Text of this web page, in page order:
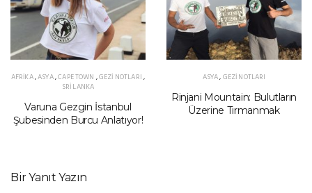
AFRIKA,ASYA,CAPE TOWN ,GEZI NOTLARI,
SRI LANKA
Varuna Gezgin İstanbul
Şubesinden Burcu Anlatıyor!
ASYA,GEZI NOTLARI
Rinjani Mountain: Bulutların
Üzerine Tırmanmak
Bir Yanıt Yazın